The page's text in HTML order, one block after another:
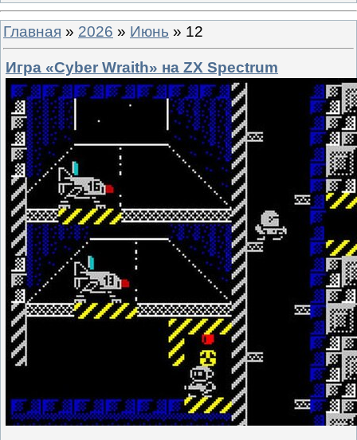
Главная » 2026 » Июнь » 12
Игра «Cyber Wraith» на ZX Spectrum